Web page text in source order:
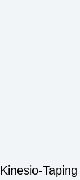
Kinesio-Taping